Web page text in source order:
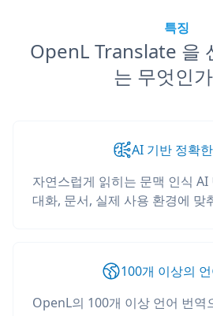
특징
OpenL Translate 을
는 무엇인
AI 기반 정확
자연스럽게 읽히는 문맥 인식
대화, 문서, 실제 사용 환경에 맞
100개 이상의
OpenL의 100개 이상 언어 번역